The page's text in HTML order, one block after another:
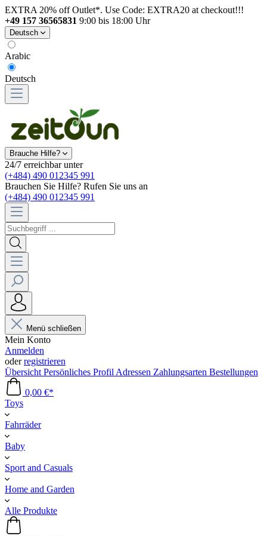
EXTRA 20% off Outlet*. Use Code: EXTRA20 at checkout!!!
+49 157 36565831 9:00 bis 18:00 Uhr
Deutsch
Arabic
Deutsch
Brauche Hilfe?
24/7 erreichbar unter
(+484) 490 012345 991
Brauchen Sie Hilfe? Rufen Sie uns an
(+484) 490 012345 991
Menü schließen
Mein Konto
Anmelden
oderregistrieren
Übersicht Persönliches Profil Adressen Zahlungsarten Bestellungen
0,00 €*
Toys
Fahrräder
Baby
Sport and Casuals
Home and Garden
Alle Produkte